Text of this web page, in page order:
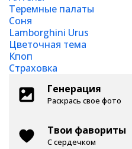
Теремные палаты
Соня
Lamborghini Urus
Цветочная тема
Кпоп
Страховка
Генерация
Раскрась свое фото
Твои фавориты
С сердечком